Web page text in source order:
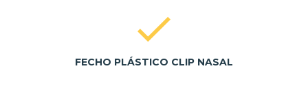
FECHO PLÁSTICO CLIP NASAL